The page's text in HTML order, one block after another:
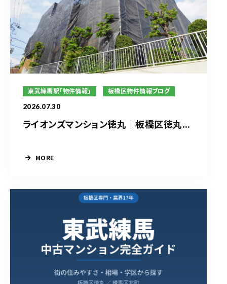
東武練馬駅「物件情報」 板橋区物件情報ブログ
2026.07.30
ライオンズマンション徳丸｜板橋区徳丸...
MORE